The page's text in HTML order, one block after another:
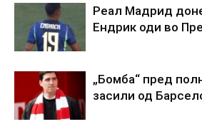
Реал Мадрид
Ендрик оди во
„Бомба“ пред
засили од